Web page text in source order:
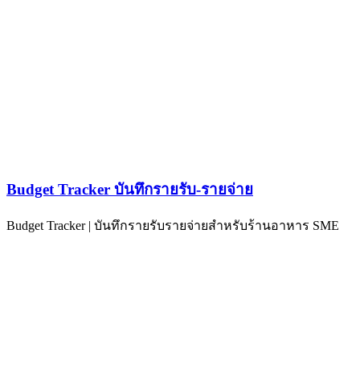
Budget Tracker บันทึกรายรับ-รายจ่าย
Budget Tracker | บันทึกรายรับรายจ่ายสำหรับร้านอาหาร SME